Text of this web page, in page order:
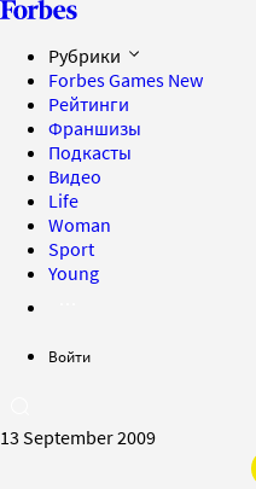
Рубрики
Forbes Games New
Рейтинги
Франшизы
Подкасты
Видео
Life
Woman
Sport
Young
Войти
13 September 2009